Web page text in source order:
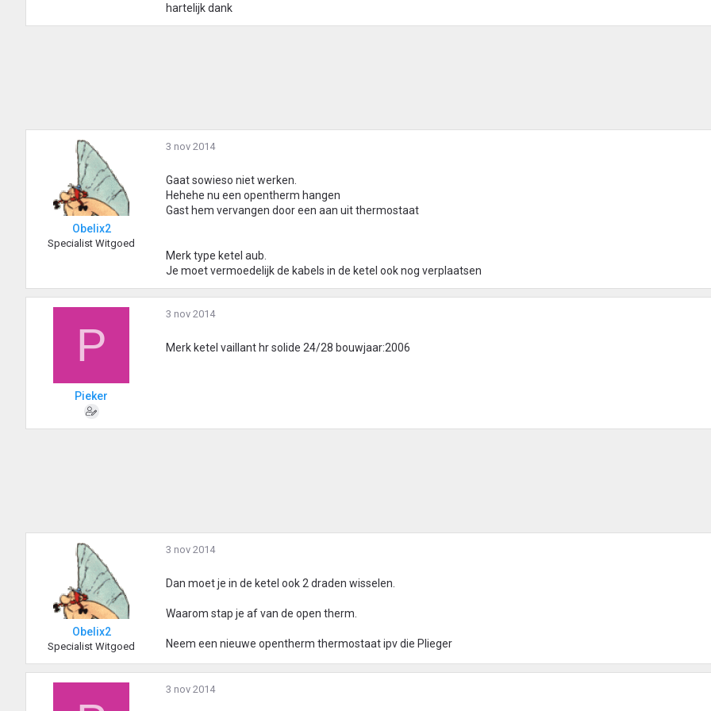
hartelijk dank
Obelix2
Specialist Witgoed
3 nov 2014
Gaat sowieso niet werken.
Hehehe nu een opentherm hangen
Gast hem vervangen door een aan uit thermostaat
Merk type ketel aub.
Je moet vermoedelijk de kabels in de ketel ook nog verplaatsen
P
Pieker
3 nov 2014
Merk ketel vaillant hr solide 24/28 bouwjaar:2006
Obelix2
Specialist Witgoed
3 nov 2014
Dan moet je in de ketel ook 2 draden wisselen.
Waarom stap je af van de open therm.
Neem een nieuwe opentherm thermostaat ipv die Plieger
3 nov 2014